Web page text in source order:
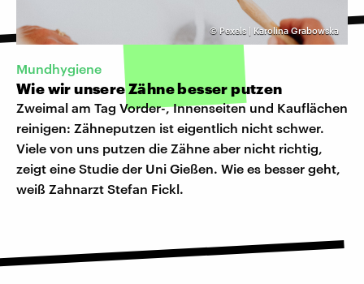
©Pexels | Karolina Grabowska
Mundhygiene
Wie wir unsere Zähne besser putzen
Zweimal am Tag Vorder-, Innenseiten und Kauflächen
reinigen: Zähneputzen ist eigentlich nicht schwer.
Viele von uns putzen die Zähne aber nicht richtig,
zeigt eine Studie der Uni Gießen. Wie es besser geht,
weiß Zahnarzt Stefan Fickl.